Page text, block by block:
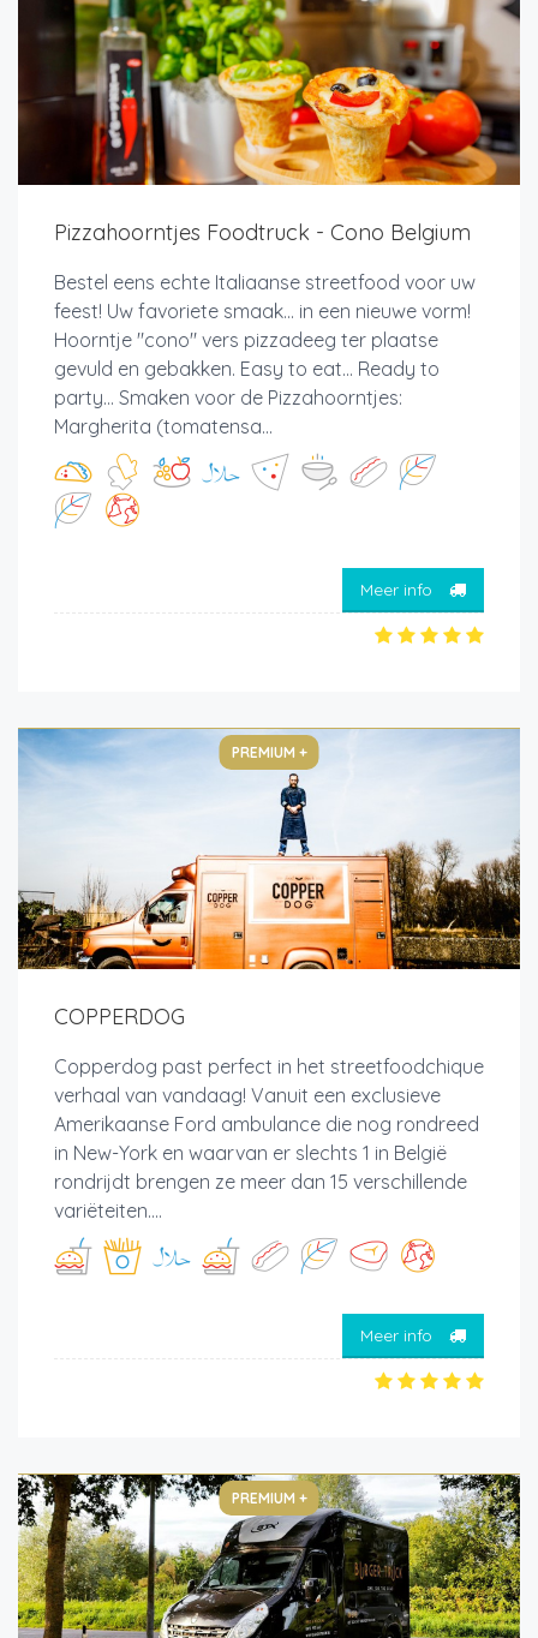
Pizzahoorntjes Foodtruck - Cono Belgium
Bestel eens echte Italiaanse streetfood voor uw
feest! Uw favoriete smaak... in een nieuwe vorm!
Hoorntje "cono" vers pizzadeeg ter plaatse
gevuld en gebakken. Easy to eat... Ready to
party... Smaken voor de Pizzahoorntjes:
Margherita (tomatensa...
Meer info
PREMIUM +
COPPERDOG
Copperdog past perfect in het streetfoodchique
verhaal van vandaag! Vanuit een exclusieve
Amerikaanse Ford ambulance die nog rondreed
in New-York en waarvan er slechts 1 in België
rondrijdt brengen ze meer dan 15 verschillende
variëteiten....
Meer info
PREMIUM +